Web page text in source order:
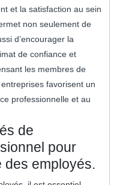
et la satisfaction au sein
non seulement de
d’encourager la
de confiance et
les membres de
favorisent un
professionnelle et au
de
pour
des employés.